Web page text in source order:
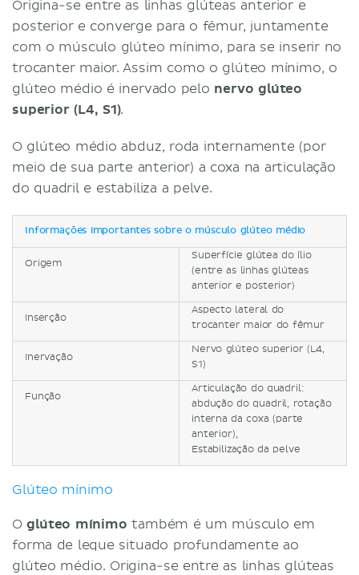
Origina-se entre as linhas glúteas anterior e
posterior e converge para o fêmur, juntamente
com o músculo glúteo mínimo, para se inserir no
trocanter maior. Assim como o glúteo mínimo, o
glúteo médio é inervado pelo nervo glúteo
superior (L4, S1).
O glúteo médio abduz, roda internamente (por
meio de sua parte anterior) a coxa na articulação
do quadril e estabiliza a pelve.
Informações importantes sobre o músculo glúteo médio
Origem
Superfície glútea do ílio
(entre as linhas glúteas
anterior e posterior)
Inserção
Aspecto lateral do
trocanter maior do fêmur
Inervação
Nervo glúteo superior (L4,
S1)
Função
Articulação do quadril:
abdução do quadril, rotação
interna da coxa (parte
anterior),
Estabilização da pelve
Glúteo mínimo
Oglúteo mínimotambém é um músculo em
forma de leque situado profundamente ao
glúteo médio. Origina-se entre as linhas glúteas